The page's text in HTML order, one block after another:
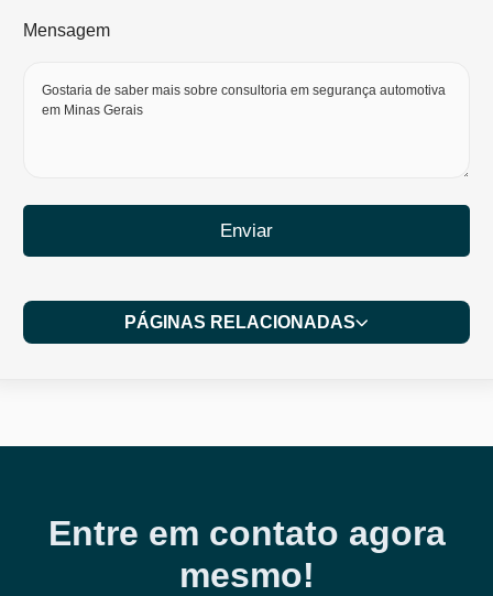
Mensagem
Enviar
PÁGINAS RELACIONADAS
Entre em contato agora
mesmo!